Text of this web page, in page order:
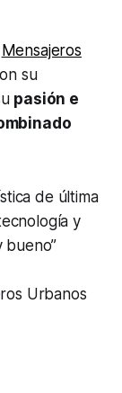
Mensajeros
su
pasión e
de última
y
bueno”
Urbanos